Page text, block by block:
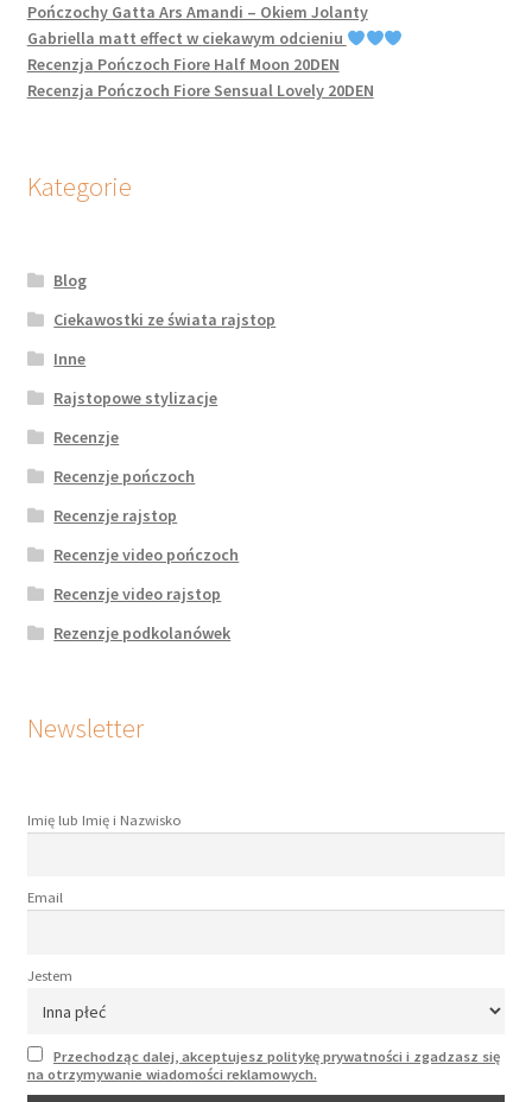
Pończochy Gatta Ars Amandi – Okiem Jolanty
Gabriella matt effect w ciekawym odcieniu
Recenzja Pończoch Fiore Half Moon 20DEN
Recenzja Pończoch Fiore Sensual Lovely 20DEN
Kategorie
Blog
Ciekawostki ze świata rajstop
Inne
Rajstopowe stylizacje
Recenzje
Recenzje pończoch
Recenzje rajstop
Recenzje video pończoch
Recenzje video rajstop
Rezenzje podkolanówek
Newsletter
Imię lub Imię i Nazwisko
Email
Jestem
Przechodząc dalej, akceptujesz politykę prywatności i zgadzasz się
na otrzymywanie wiadomości reklamowych.